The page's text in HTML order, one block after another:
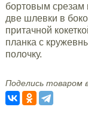
бортовым
две шлевки в
притачной
планка с
полочку.
Поделись товаром